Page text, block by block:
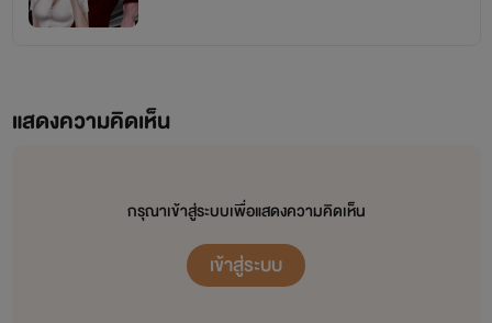
แสดงความคิดเห็น
กรุณาเข้าสู่ระบบเพื่อแสดงความคิดเห็น
เข้าสู่ระบบ